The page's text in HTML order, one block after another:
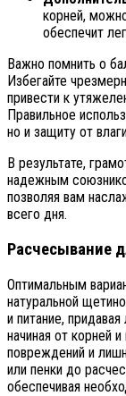
корней,
обеспечит
Важно помнить о
Избегайте
привести к
Правильное
но и защиту от
В результате,
надежным
позволяя вам
всего дня.
Расчесывание
Оптимальным
натуральной
и питание,
начиная от корней
повреждений и
или пенки до
обеспечивая